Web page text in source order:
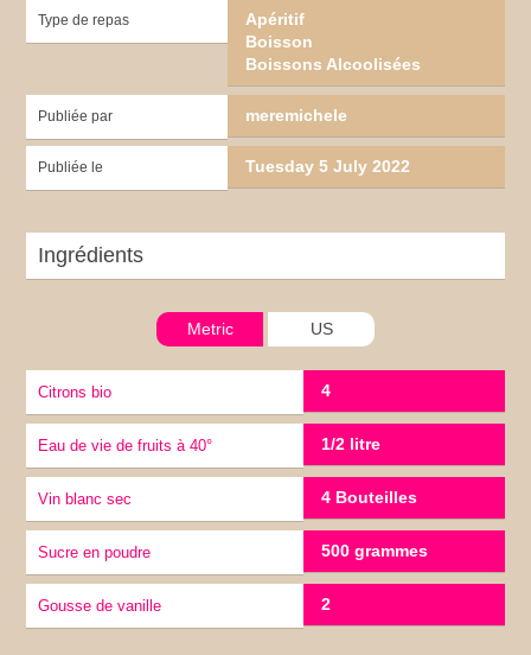
Type de repas
Apéritif
Boisson
Boissons Alcoolisées
Publiée par meremichele
Publiée le Tuesday 5 July 2022
Ingrédients
Metric US
Citrons bio 4
Eau de vie de fruits à 40° 1/2 litre
vin blanc sec 4 Bouteilles
sucre en poudre 500 grammes
gousse de vanille 2